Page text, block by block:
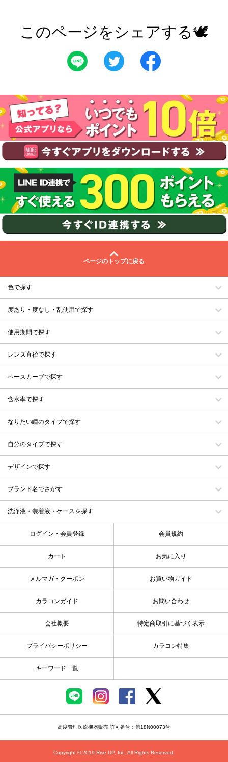
このページをシェアする🕊
ページのトップに戻る
色で探す
度あり・度なし・乱使用で探す
使用期間で探す
レンズ直径で探す
ベースカーブで探す
含水率で探す
なりたい瞳のタイプで探す
自分のタイプで探す
デザインで探す
ブランド名でさがす
洗浄液・装着液・ケースを探す
ログイン・会員登録 会員規約
カート お気に入り
メルマガ・クーポン お買い物ガイド
カラコンガイド お問い合わせ
会社概要 特定商取引に基づく表示
プライバシーポリシー カラコン特集
キーワード一覧
高度管理医療機器販売 許可番号：第18N00073号
Copyright © 2019 Rise UP, Inc. All Rights Reserved.